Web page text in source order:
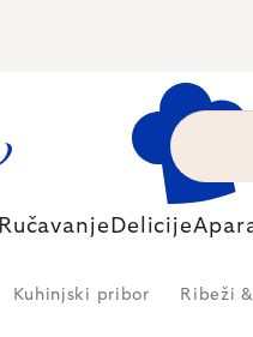
Ručavanje Delicije
Kuhinjski pribor Ribeži